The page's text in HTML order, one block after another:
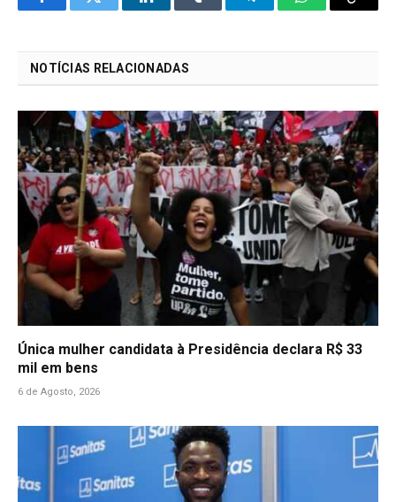
FacebookTwitter LinkedInTumblr TelegramWhatsApp
Copy
NOTÍCIAS RELACIONADAS
Única mulher candidata à Presidência declara R$ 33
mil em bens
6 de Agosto, 2026